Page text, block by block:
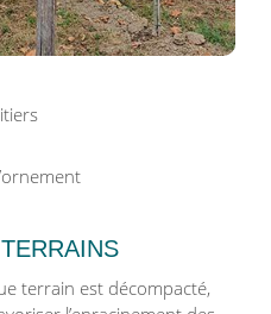
terrain est décompacté,